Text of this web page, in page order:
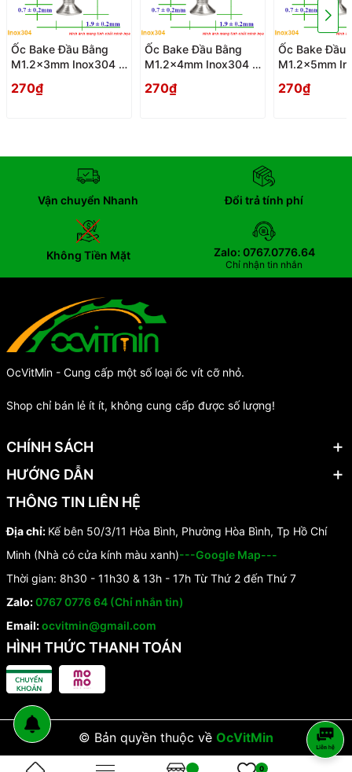
Ốc Bake Đầu Bằng
M1.2x3mm Inox304 -
270₫
Ốc Bake Đầu Bằng
M1.2x4mm Inox304 -
270₫
Ốc Bake Đầu
M1.2x5mm
270₫
Vận chuyển Nhanh Đổi trả tính phí
Không Tiền Mặt Zalo: 0767.0776.64
Chỉ nhận tin nhắn
OcVitMin - Cung cấp một số loại ốc vít cỡ nhỏ.
Shop chỉ bán lẻ ít ít, không cung cấp được số lượng!
CHÍNH SÁCH
HƯỚNG DẪN
THÔNG TIN LIÊN HỆ
Địa chỉ: Kế bên 50/3/11 Hòa Bình, Phường Hòa Bình, Tp Hồ Chí
Minh (Nhà có cửa kính màu xanh)---Google Map---
Thời gian: 8h30 - 11h30 & 13h - 17h Từ Thứ 2 đến Thứ 7
Zalo:0767 0776 64 (Chỉ nhắn tin)
Email:ocvitmin@gmail.com
HÌNH THỨC THANH TOÁN
© Bản quyền thuộc về OcVitMin
0